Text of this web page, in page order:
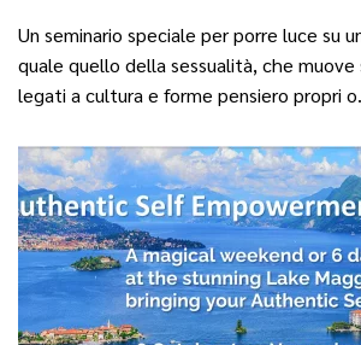
Un seminario speciale per porre luce su
quale quello della sessualità, che muove
legati a cultura e forme pensiero propri